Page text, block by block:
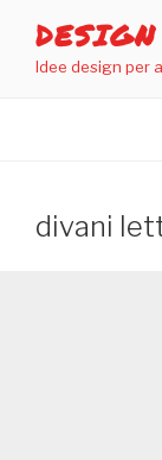
contenuto
Idee design per
divani